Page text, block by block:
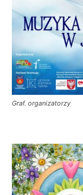
Graf. organizatorzy